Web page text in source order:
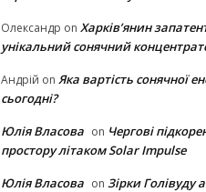
Олександр on Харків’янин
унікальний сонячний
Андрій on Яка вартість сонячної
сьогодні?
Юлія Власова on Чергові
простору літаком Solar Impulse
Юлія Власова on Зірки Голівуду